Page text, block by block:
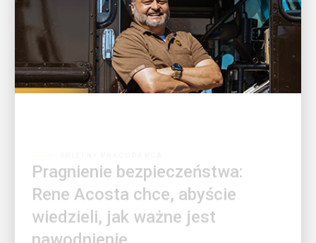
Rene Acosta chce, abyście
wiedzieli, jak ważne jest
nawodnienie